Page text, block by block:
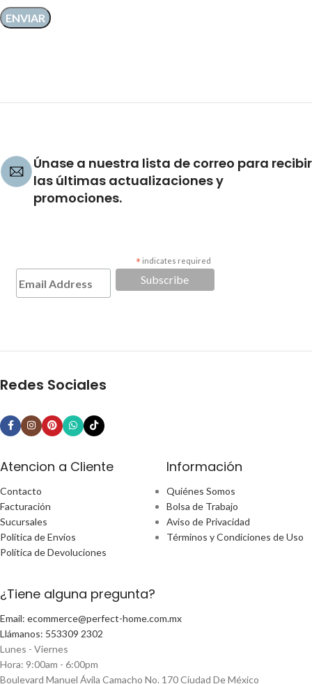
Únase a nuestra lista de correo para recibir
las últimas actualizaciones y
promociones.
* indicates required
Redes Sociales
Atencion a Cliente
Contacto
Facturación
Sucursales
Política de Envíos
Política de Devoluciones
Información
Quiénes Somos
Bolsa de Trabajo
Aviso de Privacidad
Términos y Condiciones de Uso
¿Tiene alguna pregunta?
Email: ecommerce@perfect-home.com.mx
Llámanos: 553309 2302
Lunes - Viernes
Hora: 9:00am - 6:00pm
Boulevard Manuel Ávila Camacho No. 170 Ciudad De México